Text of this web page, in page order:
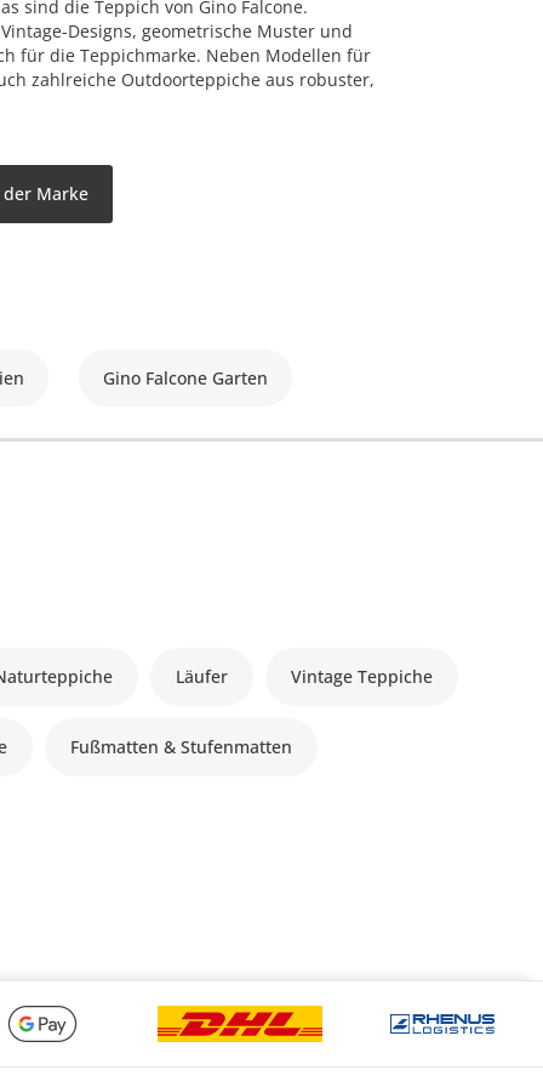
sind die Teppich von Gino Falcone.
Designs, geometrische Muster und
für die Teppichmarke. Neben Modellen für
zahlreiche Outdoorteppiche aus robuster,
der Marke
Gino Falcone Garten
Läufer Vintage Teppiche
Fußmatten & Stufenmatten